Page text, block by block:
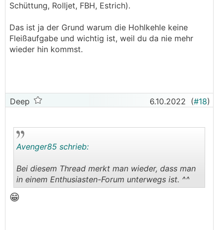
Schüttung, Rolljet, FBH, Estrich).
Das ist ja der Grund warum die Hohlkehle keine
Fleißaufgabe und wichtig ist, weil du da nie mehr
wieder hin kommst.
Deep 6.10.2022 (#18)
..
Avenger85 schrieb:
Bei diesem Thread merkt man wieder, dass man
in einem Enthusiasten-Forum unterwegs ist. ^^
😁